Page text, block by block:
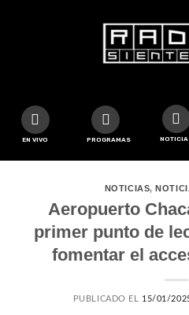
EN VIVO PROGRAMAS
NOTICIAS,
Aeropuerto
primer punto de
fomentar el
PUBLICADO EL 15/01/